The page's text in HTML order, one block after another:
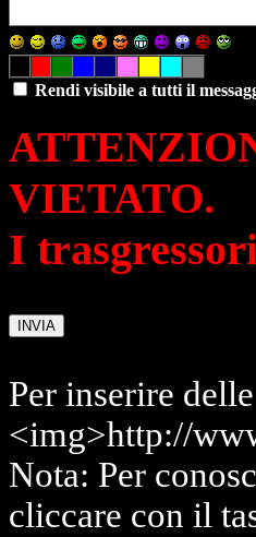
Rendi visibile a tutti il
VIETATO.
I
Per inserire
<img>http://
Nota: Per
cliccare con il